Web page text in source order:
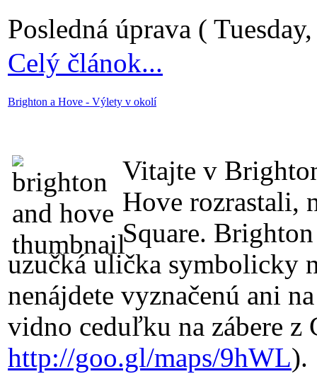
Posledná úprava (
Celý článok...
Brighton a Hove - Výlety v okolí
Vitajte v
Hove rozrastali,
Square.
uzučká ulička symbolicky
nenájdete vyznačenú ani
vidno ceduľku na zábere z
http://goo.gl/maps/9hWL).